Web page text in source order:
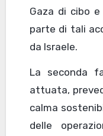
Gaza di cibo
parte di tali
da Israele.
La seconda
attuata,
calma
delle